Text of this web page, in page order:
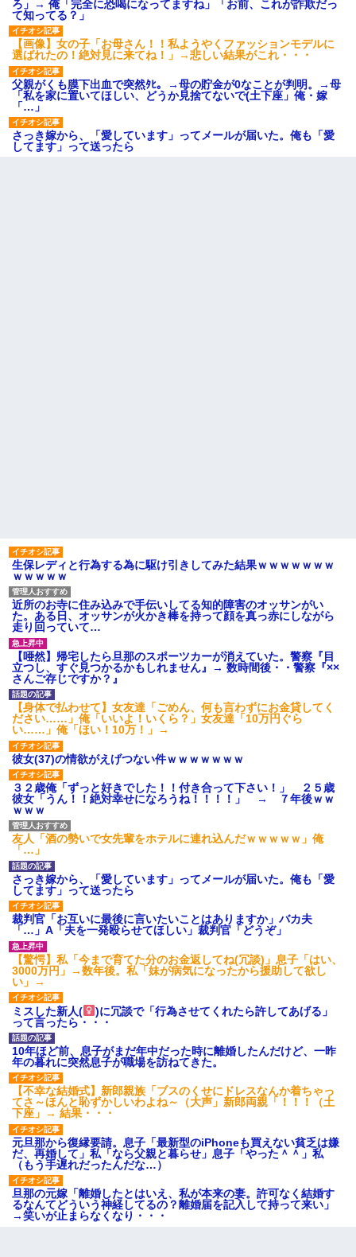
ろ」→ 俺「完全に恐喝になってますね」「お前、これが詐欺だっ
て知ってる？」
【画像】女の子「お母さん！！私ようやくファッションモデルに
選ばれたの！絶対見に来てね！」→悲しい結果がこれ・・・
父親がくも膜下出血で突然ﾀﾋ。→母の貯金が0なことが判明。→母
「私を家に置いてほしい、どうか見捨てないで(土下座」俺・嫁
「…」
さっき嫁から、「愛しています」ってメールが届いた。俺も「愛
してます」って送ったら
生保レディと行為する為に駆け引きしてみた結果ｗｗｗｗｗｗｗ
ｗｗｗｗｗ
近所のお寺に住み込みで手伝いしてる知的障害のオッサンがい
た。ある日、オッサンが火かき棒を持って顔を真っ赤にしながら
走り回っていて…
【唖然】帰宅したら旦那のスポーツカーが消えていた。警察『目
立つし、すぐ見つかるかもしれません』→ 数時間後・・警察『××
さんご存じですか？』
【身体で払わせて】女友達「ごめん、何も言わずにお金貸してく
ださい……」俺「いいよ！いくら？」女友達「10万円ぐら
い……」俺「ほい！10万！」→
彼女(37)の情欲がえげつない件ｗｗｗｗｗｗｗ
３２歳俺「ずっと好きでした！！付き合って下さい！」 ２５歳
彼女「うん！！絶対幸せになろうね！！！！」 → ７年後ｗｗ
ｗｗｗ
友人「酒の勢いで女先輩をホテルに連れ込んだｗｗｗｗｗ」俺
「…」
さっき嫁から、「愛しています」ってメールが届いた。俺も「愛
してます」って送ったら
裁判官「お互いに最後に言いたいことはありますか」バカ夫
「…」A「夫を一発殴らせてほしい」裁判官「どうぞ」
【驚愕】私「今まで育てた分のお金返してね(冗談)」息子「はい、
3000万円」→数年後。私「妹が病気になったから援助して欲し
い」→
ミスした新人(
)に冗談で「行為させてくれたら許してあげる」
って言ったら・・・
10年ほど前、息子がまだ年中だった時に離婚したんだけど、一昨
年の暮れに突然息子が職場を訪ねてきた。
【不幸な結婚式】新郎親族「ブスのくせにドレスなんか着ちゃっ
てさ～ほんと恥ずかしいわよね～（大声」新郎両親「！！！（土
下座」→ 結果・・・
元旦那から復縁要請。息子「最新型のiPhoneも買えない貧乏は嫌
だ、再婚して」私「なら父親と暮らせ」息子「やった＾＾」私
（もう手遅れだったんだな…）
旦那の元嫁「離婚したとはいえ、私が本来の妻。許可なく結婚す
るなんてどういう神経してるの？離婚届を記入して持って来い」
→笑いが止まらなくなり・・・